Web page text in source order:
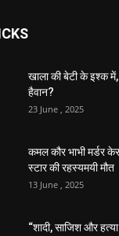
खाला की बेटी के इश्क
हैवान?
23 June , 2025
कमल कौर भाभी मर्डर
स्टार की रहस्यमयी मौत
13 June , 2025
“शादी, साजिश और